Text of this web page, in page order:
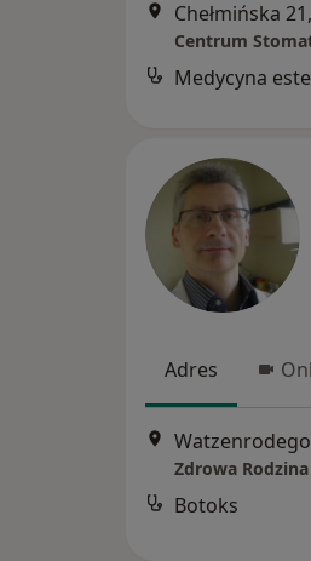
Chełmińska
Centrum
Medycyna
Adres
Zdrowa
Botoks